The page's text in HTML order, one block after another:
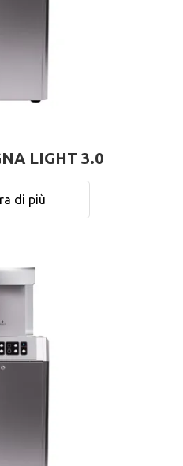
LIGHT 3.0
di più